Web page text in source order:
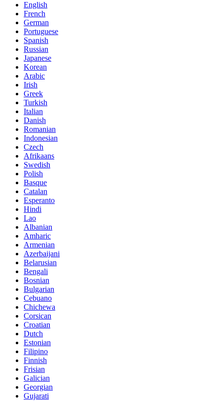
English
French
German
Portuguese
Spanish
Russian
Japanese
Korean
Arabic
Irish
Greek
Turkish
Italian
Danish
Romanian
Indonesian
Czech
Afrikaans
Swedish
Polish
Basque
Catalan
Esperanto
Hindi
Lao
Albanian
Amharic
Armenian
Azerbaijani
Belarusian
Bengali
Bosnian
Bulgarian
Cebuano
Chichewa
Corsican
Croatian
Dutch
Estonian
Filipino
Finnish
Frisian
Galician
Georgian
Gujarati